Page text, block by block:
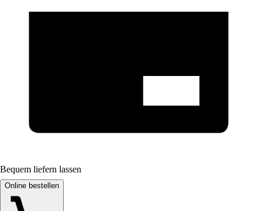
Bequem liefern lassen
Online bestellen